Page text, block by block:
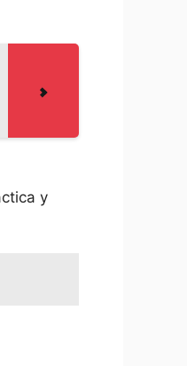
y